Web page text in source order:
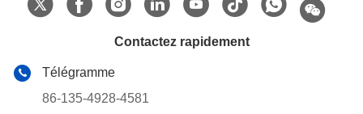
Contactez rapidement
Télégramme
86-135-4928-4581